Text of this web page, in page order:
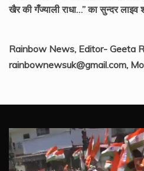
खैर की गँज्याली राधा…” का सुन्दर लाइव
Rainbow News, Editor- Geeta
rainbownewsuk@gmail.com,
Video
Player